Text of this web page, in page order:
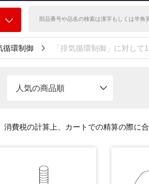
循環制御 「排気循環制御」に対し
人気の商品順
消費税の計算上、カートでの精算の際に